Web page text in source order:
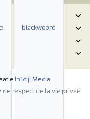
blackwoord
InStijl Media
de respect de la vie privéé